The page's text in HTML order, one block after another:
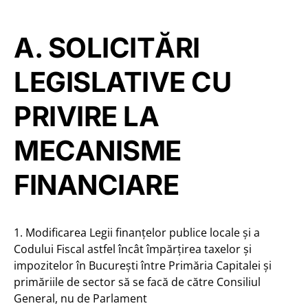
A. SOLICITĂRI
LEGISLATIVE CU
PRIVIRE LA
MECANISME
FINANCIARE
1. Modificarea Legii finanțelor publice locale și a
Codului Fiscal astfel încât împărțirea taxelor și
impozitelor în București între Primăria Capitalei și
primăriile de sector să se facă de către Consiliul
General, nu de Parlament